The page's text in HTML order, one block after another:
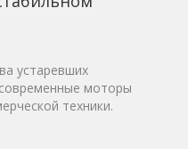
устаревших
моторы
техники.